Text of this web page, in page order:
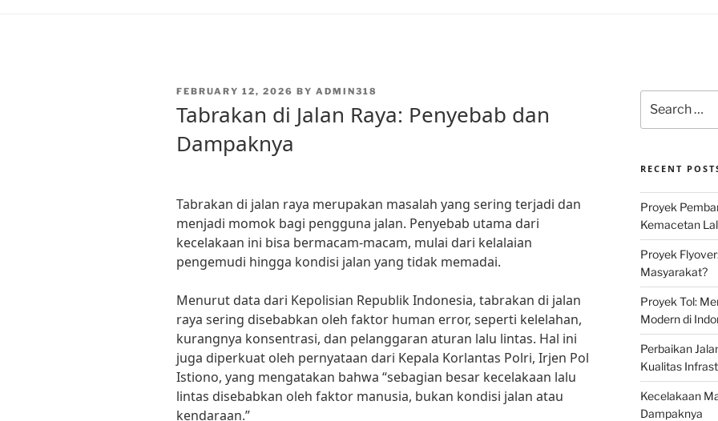
POSTED
FEBRUARY 12, 2026 BY ADMIN318
Tabrakan di Jalan Raya: Penyebab dan
Dampaknya
Tabrakan di jalan raya merupakan masalah yang sering terjadi dan
menjadi momok bagi pengguna jalan. Penyebab utama dari
kecelakaan ini bisa bermacam-macam, mulai dari kelalaian
pengemudi hingga kondisi jalan yang tidak memadai.
Menurut data dari Kepolisian Republik Indonesia, tabrakan di jalan
raya sering disebabkan oleh faktor human error, seperti kelelahan,
kurangnya konsentrasi, dan pelanggaran aturan lalu lintas. Hal ini
juga diperkuat oleh pernyataan dari Kepala Korlantas Polri, Irjen Pol
Istiono, yang mengatakan bahwa “sebagian besar kecelakaan lalu
lintas disebabkan oleh faktor manusia, bukan kondisi jalan atau
kendaraan.”
for:
RECENT
Proyek
Kemacetan
Proyek
Masyarakat?
Proyek Tol:
Modern di
Perbaikan
Kualitas
Kecelakaan
Dampaknya